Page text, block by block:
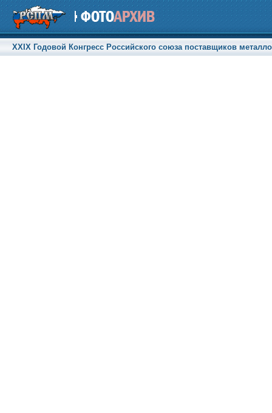
XXIX Годовой Конгресс Российского союза поставщиков